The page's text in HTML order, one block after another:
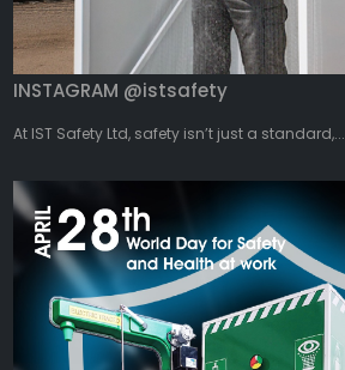
INSTAGRAM @istsafety
At IST Safety Ltd, safety isn’t just a standard,...